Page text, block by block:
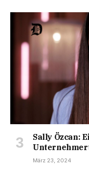
Sally Özcan:
März 23, 2024